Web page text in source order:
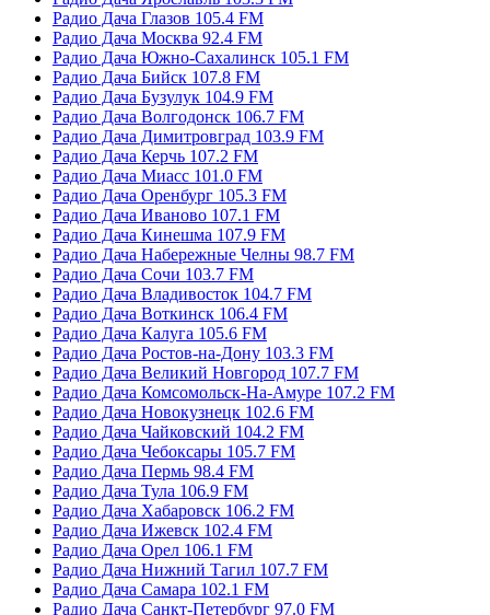
Радио Дача Глазов 105.4 FM
Радио Дача Москва 92.4 FM
Радио Дача Южно-Сахалинск 105.1 FM
Радио Дача Бийск 107.8 FM
Радио Дача Бузулук 104.9 FM
Радио Дача Волгодонск 106.7 FM
Радио Дача Димитровград 103.9 FM
Радио Дача Керчь 107.2 FM
Радио Дача Миасс 101.0 FM
Радио Дача Оренбург 105.3 FM
Радио Дача Иваново 107.1 FM
Радио Дача Кинешма 107.9 FM
Радио Дача Набережные Челны 98.7 FM
Радио Дача Сочи 103.7 FM
Радио Дача Владивосток 104.7 FM
Радио Дача Воткинск 106.4 FM
Радио Дача Калуга 105.6 FM
Радио Дача Ростов-на-Дону 103.3 FM
Радио Дача Великий Новгород 107.7 FM
Радио Дача Комсомольск-На-Амуре 107.2 FM
Радио Дача Новокузнецк 102.6 FM
Радио Дача Чайковский 104.2 FM
Радио Дача Чебоксары 105.7 FM
Радио Дача Пермь 98.4 FM
Радио Дача Тула 106.9 FM
Радио Дача Хабаровск 106.2 FM
Радио Дача Ижевск 102.4 FM
Радио Дача Орел 106.1 FM
Радио Дача Нижний Тагил 107.7 FM
Радио Дача Самара 102.1 FM
Радио Дача Санкт-Петербург 97.0 FM